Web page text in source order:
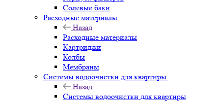
Солевые баки
Расходные материалы
Назад
Расходные материалы
Картриджи
Колбы
Мембраны
Системы водоочистки для квартиры
Назад
Системы водоочистки для квартиры